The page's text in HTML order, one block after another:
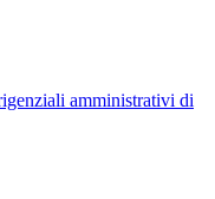
amministrativi di